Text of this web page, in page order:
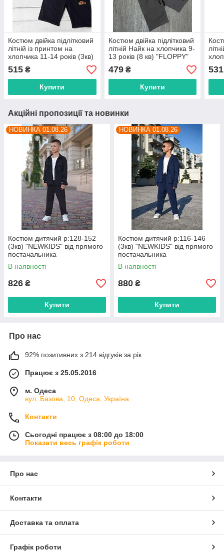
Костюм двійка підлітковий
літній із принтом на
хлопчика 11-14 років (3кв)
"JUNIOR" недорого від
прямого постачальника
515 ₴
Купити
Костюм двійка підлітковий
літній Найк на хлопчика 9-
13 років (8 кв) "FLOPPY"
недорого від прямого
постачальника
479₴
Купити
531
Акційні пропозиції та новинки
НОВИНКА 01.08.26
Костюм дитячий р:128-152
(3кв) "NEWKIDS" від прямого
постачальника
В наявності
826 ₴
Купити
НОВИНКА 01.08.26
Костюм дитячий р:116-146
(3кв) "NEWKIDS" від прямого
постачальника
В наявності
880 ₴
Купити
Про нас
92% позитивних з 214 відгуків за рік
Працює з 25.05.2016
м. Одеса
вул. Базова, 10, Одеса, Україна
Контакти
Сьогодні працює з 08:00 до 18:00
Показати весь графік роботи
Про нас
Контакти
Доставка та оплата
Графік роботи